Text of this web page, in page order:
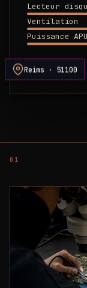
Lecteur
Ventilation
Puissance APU
DEVIS PRÊT
Reims · 51100